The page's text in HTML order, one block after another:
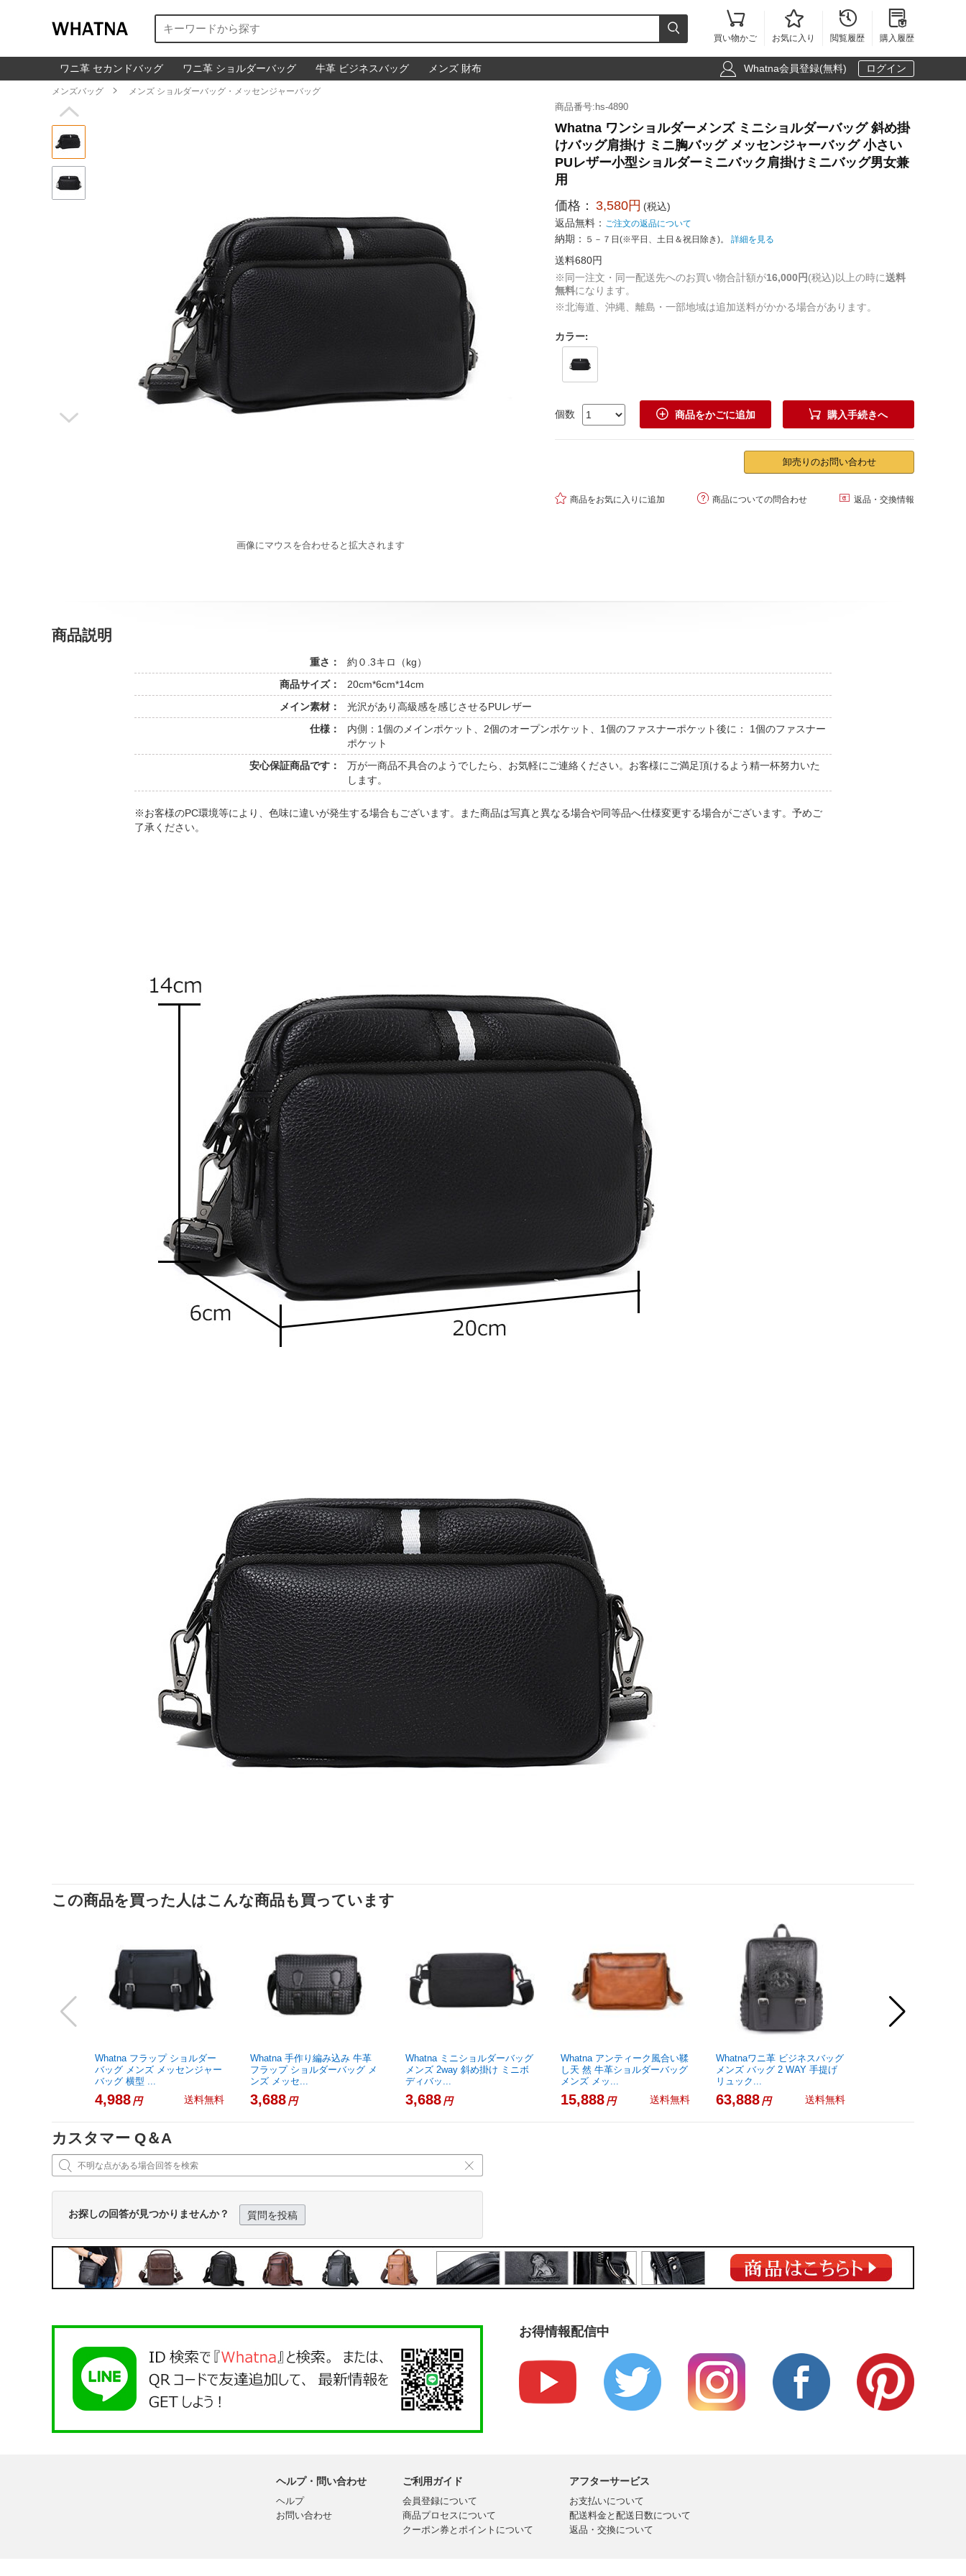


買い物かご

お気に入り

閲覧履歴

購入履歴
ワニ革 セカンドバッグ ワニ革 ショルダーバッグ 牛革 ビジネスバッグ メンズ 財布  Whatna会員登録(無料) ログイン
メンズバッグ  メンズ ショルダーバッグ・メッセンジャーバッグ


画像にマウスを合わせると拡大されます
商品番号:hs-4890
Whatna ワンショルダーメンズ ミニショルダーバッグ 斜め掛
けバッグ肩掛け ミニ胸バッグ メッセンジャーバッグ 小さい
PUレザー小型ショルダーミニバック肩掛けミニバッグ男女兼
用
価格： 3,580円 (税込)
返品無料： ご注文の返品について
納期： ５－７日(※平日、土日＆祝日除き)。 詳細を見る
送料680円
※同一注文・同一配送先へのお買い物合計額が16,000円(税込)以上の時に送料
無料になります。
※北海道、沖縄、離島・一部地域は追加送料がかかる場合があります。
カラー:
個数  商品をかごに追加  購入手続きへ
卸売りのお問い合わせ
 商品をお気に入りに追加  商品についての問合わせ  返品・交換情報
商品説明
重さ：
約０.3キロ（kg）
商品サイズ：
20cm*6cm*14cm
メイン素材：
光沢があり高級感を感じさせるPUレザー
仕様：
内側：1個のメインポケット、2個のオープンポケット、1個のファスナーポケット後に： 1個のファスナー
ポケット
安心保証商品です：
万が一商品不具合のようでしたら、お気軽にご連絡ください。お客様にご満足頂けるよう精一杯努力いた
します。
※お客様のPC環境等により、色味に違いが発生する場合もございます。また商品は写真と異なる場合や同等品へ仕様変更する場合がございます。予めご
了承ください。
この商品を買った人はこんな商品も買っています
Whatna フラップ ショルダー
バッグ メンズ メッセンジャー
バッグ 横型 ...
4,988円 送料無料
Whatna 手作り編み込み 牛革
フラップ ショルダーバッグ メ
ンズ メッセ...
3,688円
Whatna ミニショルダーバッグ
メンズ 2way 斜め掛け ミニボ
ディバッ...
3,688円
Whatna アンティーク風合い鞣
し天 然 牛革ショルダーバッグ
メンズ メッ...
15,888円 送料無料
Whatnaワニ革 ビジネスバッグ
メンズ バッグ 2 WAY 手提げ
リュック...
63,888円 送料無料
カスタマー Q＆A
 
お探しの回答が見つかりませんか？ 質問を投稿
お得情報配信中
ヘルプ・問い合わせ
ヘルプ
お問い合わせ
ご利用ガイド
会員登録について
商品プロセスについて
クーポン券とポイントについて
アフターサービス
お支払いについて
配送料金と配送日数について
返品・交換について